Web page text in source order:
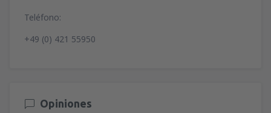
Teléfono:
+49 (0) 421 55950
Opiniones